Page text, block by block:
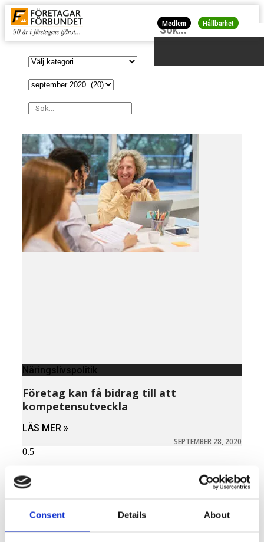
Consent Details About
Medlem Hållbarhet
Näringslivspolitik
Företag kan få bidrag till att
kompetensutveckla
LÄS MER »
SEPTEMBER 28, 2020
Näringspolitik